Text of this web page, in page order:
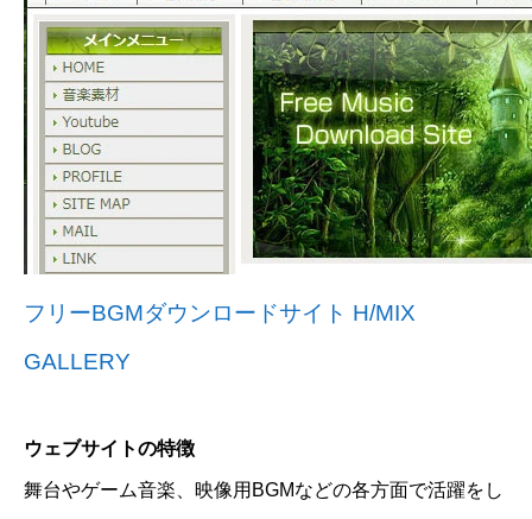
フリーBGMダウンロードサイト H/MIX
GALLERY
ウェブサイトの特徴
舞台やゲーム音楽、映像用BGMなどの各方面で活躍をし